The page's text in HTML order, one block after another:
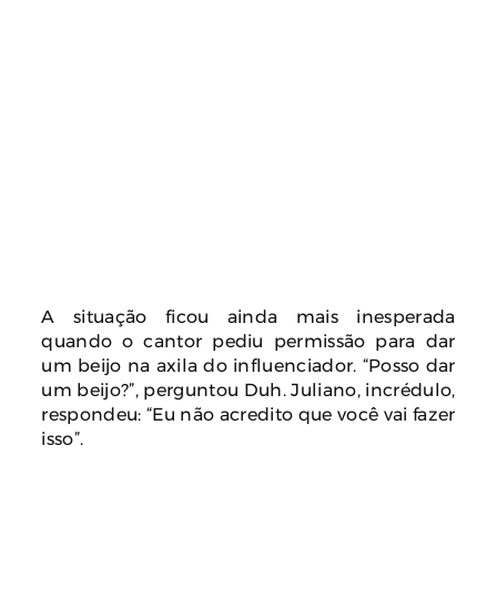
A situação ficou ainda mais inesperada
quando o cantor pediu permissão para dar
um beijo na axila do influenciador. “Posso dar
um beijo?”, perguntou Duh. Juliano, incrédulo,
respondeu: “Eu não acredito que você vai fazer
isso”.